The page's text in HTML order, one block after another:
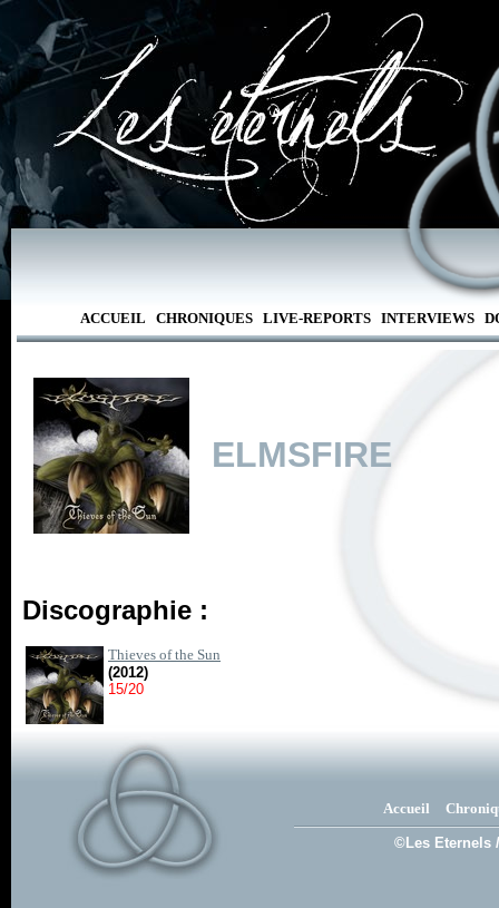
ACCUEIL CHRONIQUES LIVE-REPORTS INTERVIEWS
ELMSFIRE
Discographie :
Thieves of the Sun
(2012)
15/20
Accueil
©Les Eternels